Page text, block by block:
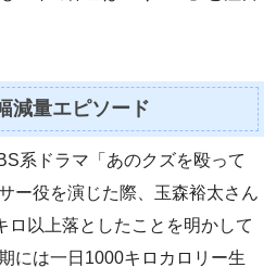
減量エピソード
系ドラマ「あのクズを殴って
ー役を演じた際、玉森裕太さん
ロ以上落としたことを明かして
には一日1000キロカロリー生